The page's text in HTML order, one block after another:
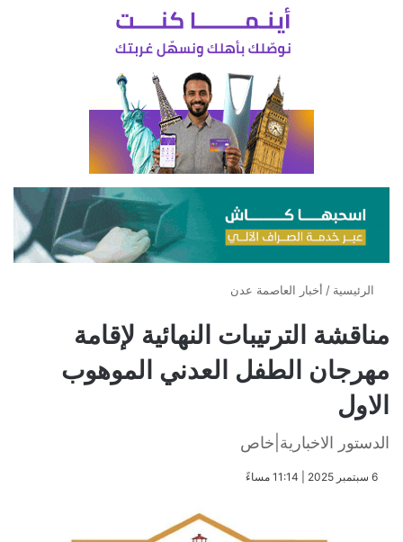
الرئيسية / أخبار العاصمة عدن
مناقشة الترتيبات النهائية لإقامة
مهرجان الطفل العدني الموهوب
الاول
الدستور الاخبارية|خاص
​6 سبتمبر 2025 | 11:14 مساءً